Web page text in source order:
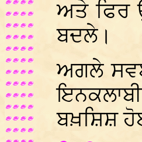
ਅਤੇ ਫਿਰ
ਬਦਲੇ।
ਅਗਲੇ
ਬਖ਼ਸ਼ਿਸ਼